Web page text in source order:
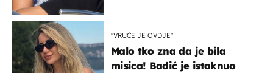
"VRUĆE JE OVDJE"
Malo tko zna da je bila
misica! Badić je istaknuo